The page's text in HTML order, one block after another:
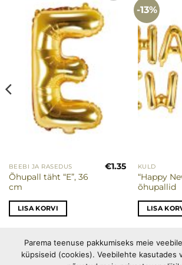
BEEBI JA RASEDUS
Õhupall täht “E”, 36
cm
€1.35
LISA KORVI
-13%
KULD
“Happy
õhupallid
LISA
Parema teenuse pakkumiseks meie
küpsiseid (cookies). Veebilehte kasutades